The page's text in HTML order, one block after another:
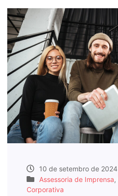
10 de setembro de 2024
Assessoria de Imprensa,
Corporativa